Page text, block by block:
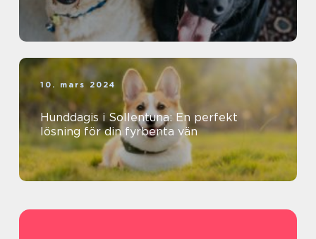
10. mars 2024
Hunddagis i Sollentuna: En perfekt
lösning för din fyrbenta vän